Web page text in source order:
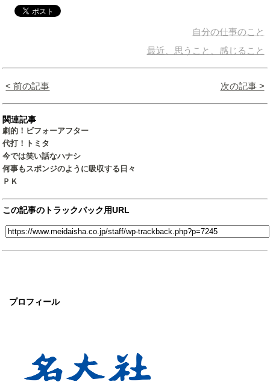
プロフィール
自分の仕事のこと
最近、思うこと、感じること
< 前の記事 次の記事 >
関連記事
劇的！ビフォーアフター
代打！トミタ
今では笑い話なハナシ
何事もスポンジのように吸収する日々
ＰＫ
この記事のトラックバック用URL